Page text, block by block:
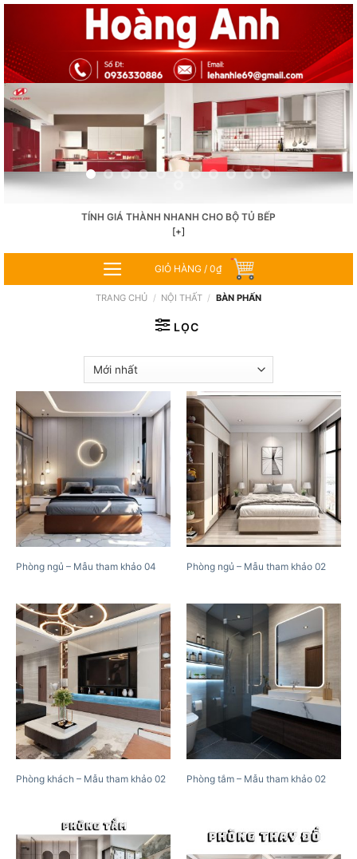
content
TÍNH GIÁ THÀNH NHANH CHO BỘ TỦ BẾP
[+]
GIỎ HÀNG / 0₫
TRANG CHỦ / NỘI THẤT / BÀN PHẤN
LỌC
Phòng ngủ – Mẫu tham khảo 04 Phòng ngủ – Mẫu tham khảo 02
Phòng khách – Mẫu tham khảo 02 Phòng tắm – Mẫu tham khảo 02